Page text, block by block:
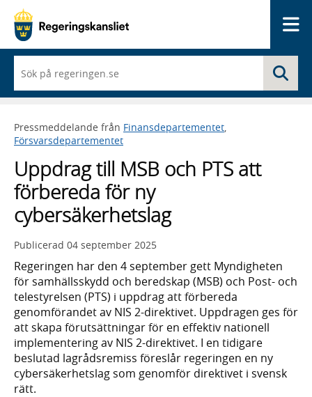
du
börjar
skriva
framträder
en
med
sökförslag
Pressmeddelande från Finansdepartementet,
Försvarsdepartementet
Uppdrag till MSB och PTS att
förbereda för ny
cybersäkerhetslag
Publicerad 04 september 2025
Regeringen har den 4 september gett Myndigheten
för samhällsskydd och beredskap (MSB) och Post- och
telestyrelsen (PTS) i uppdrag att förbereda
genomförandet av NIS 2-direktivet. Uppdragen ges för
att skapa förutsättningar för en effektiv nationell
implementering av NIS 2-direktivet. I en tidigare
beslutad lagrådsremiss föreslår regeringen en ny
cybersäkerhetslag som genomför direktivet i svensk
rätt.